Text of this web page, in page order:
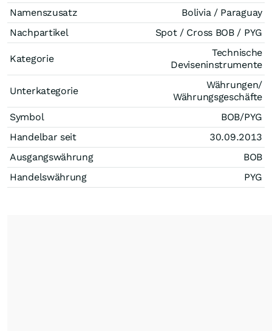
Namenszusatz
Bolivia / Paraguay
Nachpartikel
Spot / Cross BOB / PYG
Kategorie
Technische
Deviseninstrumente
Unterkategorie
Währungen/
Währungsgeschäfte
Symbol
BOB/PYG
Handelbar seit
30.09.2013
Ausgangswährung
BOB
Handelswährung
PYG